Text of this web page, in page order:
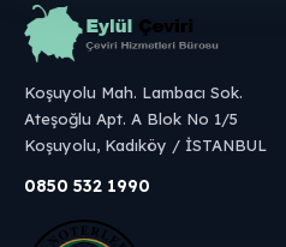
Koşuyolu Mah. Lambacı Sok.
Ateşoğlu Apt. A Blok No 1/5
Koşuyolu, Kadıköy / İSTANBUL
0850 532 1990